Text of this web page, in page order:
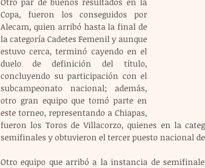
Copa, fueron los conseguidos por
Alecam, quien arribó hasta la final de
la categoría Cadetes Femenil y aunque
estuvo cerca, terminó cayendo en el
duelo de definición del título,
concluyendo su participación con el
subcampeonato nacional; además,
otro gran equipo que tomó parte en
este torneo, representando a Chiapas,
fueron los Toros de Villacorzo, quienes en la
semifinales y obtuvieron el tercer puesto nacional
Otro equipo que arribó a la instancia de